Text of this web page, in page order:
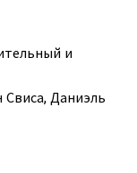
и
Даниэль